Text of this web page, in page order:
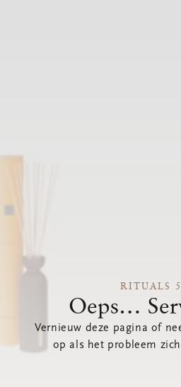
RITUALS
Oeps…
Vernieuw deze pagina of
op als het probleem